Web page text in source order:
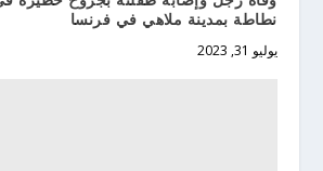
نطاطة بمدينة ملاهي في فرنسا
يوليو 31, 2023